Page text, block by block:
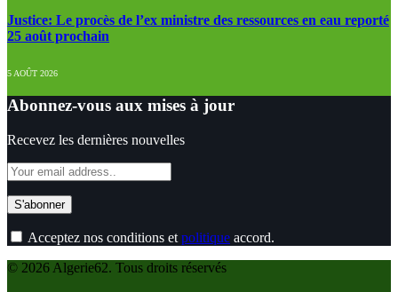
Justice: Le procès de l’ex ministre des ressources en eau reporté
25 août prochain
5 AOÛT 2026
Abonnez-vous aux mises à jour
Recevez les dernières nouvelles
Acceptez nos conditions et politique accord.
© 2026 Algerie62. Tous droits réservés